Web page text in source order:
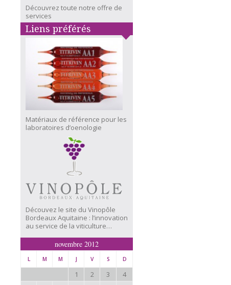
Découvrez toute notre offre de
services
Liens préférés
Matériaux de référence pour les
laboratoires d’oenologie
Découvez le site du Vinopôle
Bordeaux Aquitaine : l’innovation
au service de la viticulture…
novembre 2012
L M M J V S D
1 2 3
4